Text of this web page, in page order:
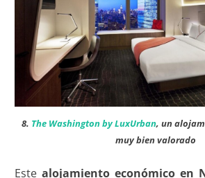
8. The Washington by LuxUrban, un
muy bien valorado
Este alojamiento económico en